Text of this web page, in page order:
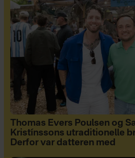
Thomas Evers Poulsen og
Kristínssons utraditionelle
Derfor var datteren med